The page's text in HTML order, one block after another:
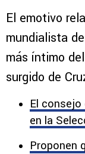
El emotivo
mundialista
más íntimo
surgido de
El consejo
en la
Proponen